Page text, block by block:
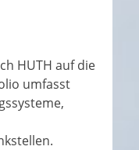
HUTH auf die
umfasst